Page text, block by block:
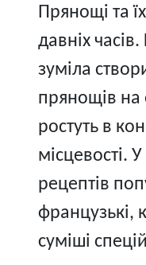
Прянощі та
давніх
зуміла
прянощів на
ростуть в
місцевості.
рецептів
французькі,
суміші